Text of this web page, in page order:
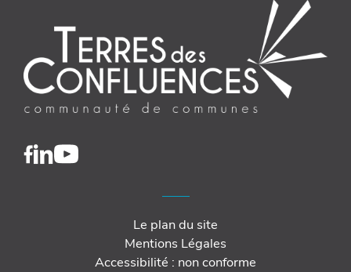
Le plan du site
Mentions Légales
Accessibilité : non conforme